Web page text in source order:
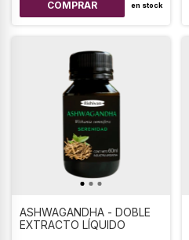
en stock
ASHWAGANDHA - DOBLE
EXTRACTO LÍQUIDO